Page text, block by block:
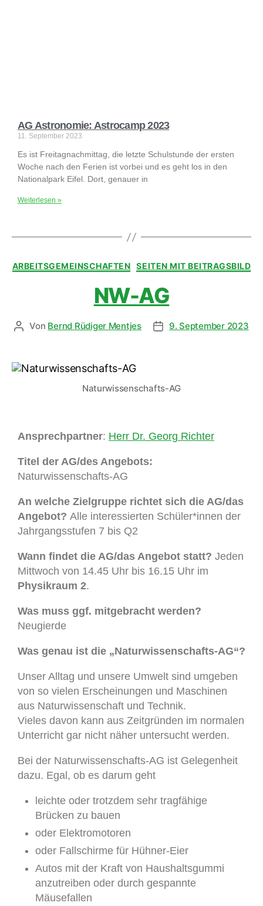
AG Astronomie: Astrocamp 2023
11. September 2023
Es ist Freitagnachmittag, die letzte Schulstunde der ersten
Woche nach den Ferien ist vorbei und es geht los in den
Nationalpark Eifel. Dort, genauer in
Weiterlesen »
ARBEITSGEMEINSCHAFTEN SEITEN MIT BEITRAGSBILD
NW-AG
Von Bernd Rüdiger Mentjes 9. September 2023
Naturwissenschafts-AG
Ansprechpartner: Herr Dr. Georg Richter
Titel der AG/des Angebots:
Naturwissenschafts-AG
An welche Zielgruppe richtet sich die AG/das
Angebot? Alle interessierten Schüler*innen der
Jahrgangsstufen 7 bis Q2
Wann findet die AG/das Angebot statt? Jeden
Mittwoch von 14.45 Uhr bis 16.15 Uhr im
Physikraum 2.
Was muss ggf. mitgebracht werden?
Neugierde
Was genau ist die „Naturwissenschafts-AG“?
Unser Alltag und unsere Umwelt sind umgeben
von so vielen Erscheinungen und Maschinen
aus Naturwissenschaft und Technik.
Vieles davon kann aus Zeitgründen im normalen
Unterricht gar nicht näher untersucht werden.
Bei der Naturwissenschafts-AG ist Gelegenheit
dazu. Egal, ob es darum geht
leichte oder trotzdem sehr tragfähige
Brücken zu bauen
oder Elektromotoren
oder Fallschirme für Hühner-Eier
Autos mit der Kraft von Haushaltsgummi
anzutreiben oder durch gespannte
Mäusefallen